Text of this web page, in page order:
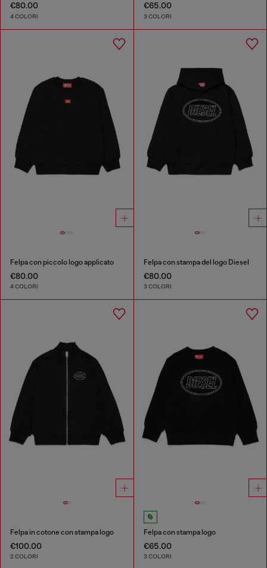
€80.00
4 COLORI
€65.00
3 COLORI
Felpa con piccolo logo applicato
€80.00
4 COLORI
Felpa con stampa del logo Diesel
€80.00
3 COLORI
Felpa in cotone con stampa logo
€100.00
2 COLORI
Felpa con stampa logo
€65.00
3 COLORI